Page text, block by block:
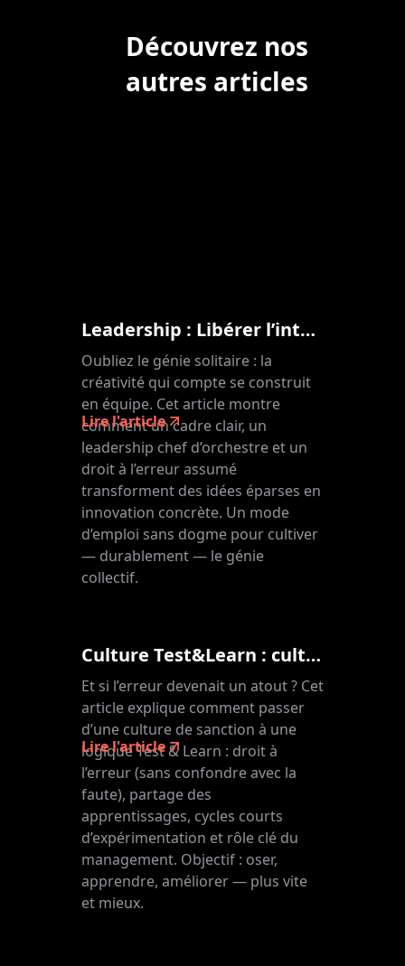
Découvrez nos
autres articles
Leadership : Libérer l’intelligence créative du collectif
Oubliez le génie solitaire : la
créativité qui compte se construit
en équipe. Cet article montre
comment un cadre clair, un
leadership chef d’orchestre et un
droit à l’erreur assumé
transforment des idées éparses en
innovation concrète. Un mode
d’emploi sans dogme pour cultiver
— durablement — le génie
collectif.
Lire l'article
Culture Test&Learn : cultiver le droit à l'erreur
Et si l’erreur devenait un atout ? Cet
article explique comment passer
d’une culture de sanction à une
logique Test & Learn : droit à
l’erreur (sans confondre avec la
faute), partage des
apprentissages, cycles courts
d’expérimentation et rôle clé du
management. Objectif : oser,
apprendre, améliorer — plus vite
et mieux.
Lire l'article